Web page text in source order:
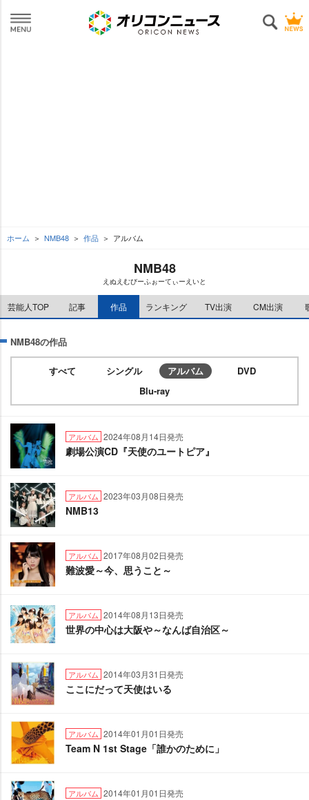
ホーム NMB48 作品 アルバム
NMB48
えぬえむびーふぉーてぃーえいと
芸能人TOP 記事 作品 ランキング TV出演 CM出演
NMB48の作品
すべて シングル アルバム
DVD
Blu-ray
アルバム 2024年08月14日発売
劇場公演CD『天使のユートピア』
アルバム 2023年03月08日発売
NMB13
アルバム 2017年08月02日発売
難波愛～今、思うこと～
アルバム 2014年08月13日発売
世界の中心は大阪や～なんば自治区～
アルバム 2014年03月31日発売
ここにだって天使はいる
アルバム 2014年01月01日発売
Team N 1st Stage「誰かのために」
アルバム 2014年01月01日発売